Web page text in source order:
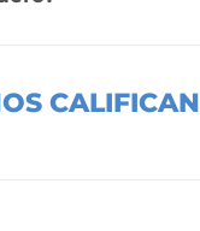
CALIFICAN